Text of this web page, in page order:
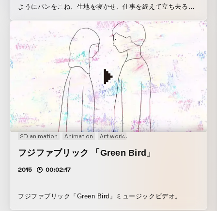
ようにパンをこね、生地を寝かせ、仕事を終えて立ち去る。
が忍び込み、レジをピッキングしている音だった。 冷蔵庫で
寝ていたクリームパンの生地たち。 その音に思わず目を覚ま
して、「ウワァァン」と、泣き出してしまう。 その声が、泥
棒に見つかってしまい……危機一髪！？ 果たして「パンの赤
ちゃん」たちは、この危機を乗り切ることができるの
2D animation Animation Art work
フジファブリック 「Green Bird」
2015 00:02:17
フジファブリック「Green Bird」ミュージックビデオ。